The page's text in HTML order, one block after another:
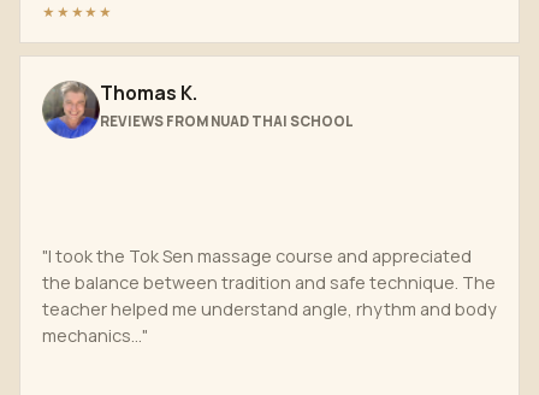
★★★★★
Thomas K.
REVIEWS FROM NUAD THAI SCHOOL
"I took the Tok Sen massage course and appreciated
the balance between tradition and safe technique. The
teacher helped me understand angle, rhythm and body
mechanics..."